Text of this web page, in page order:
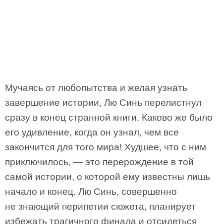
Мучаясь от любопытства и желая узнать
завершение истории, Лю Синь перелистнул
сразу в конец странной книги. Каково же было
его удивление, когда он узнал, чем все
закончится для того мира! Худшее, что с ним
приключилось, — это перерождение в той
самой истории, о которой ему известны лишь
начало и конец. Лю Синь, совершенно
не знающий перипетии сюжета, планирует
избежать трагичного финала и отсидеться